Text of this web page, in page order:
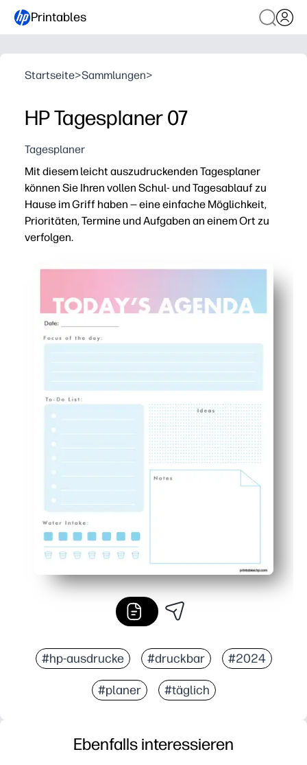
Printables
Startseite>Sammlungen>
HP Tagesplaner 07
Tagesplaner
Mit diesem leicht auszudruckenden Tagesplaner
können Sie Ihren vollen Schul- und Tagesablauf zu
Hause im Griff haben — eine einfache Möglichkeit,
Prioritäten, Termine und Aufgaben an einem Ort zu
verfolgen.
Das Print-and-Go-Design spart Ihnen
Saubere, übersichtliche Abschnitte machen es
Das familienfreundliche Layout hilft Kindern,
Flexibel und wiederverwendbar — drucken Sie so
#hp-ausdrucke #druckbar #2024
#planer #täglich
Ebenfalls interessieren